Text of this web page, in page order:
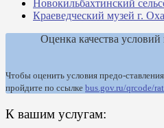
Новокильбахтинский
Краеведческий музей г.
Оценка качества условий
Чтобы оценить условия предо-
пройдите по ссылке bus.gov.ru/qrcode/
К вашим услугам: